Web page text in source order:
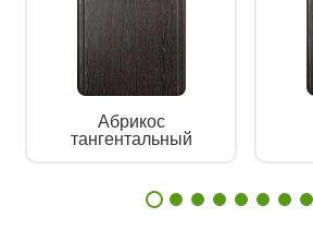
Абрикос
тангентальный